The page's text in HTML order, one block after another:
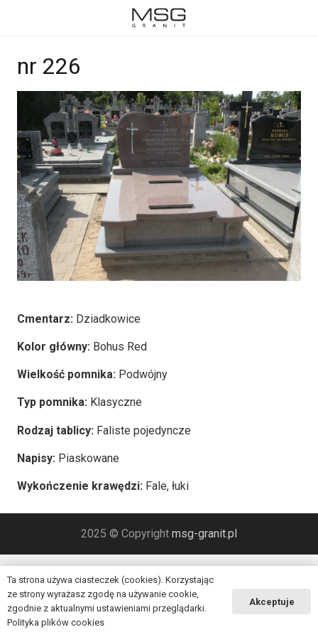
nr 226
Cmentarz: Dziadkowice
Kolor główny: Bohus Red
Wielkość pomnika: Podwójny
Typ pomnika: Klasyczne
Rodzaj tablicy: Faliste pojedyncze
Napisy: Piaskowane
Wykończenie krawędzi: Fale, łuki
2025 © Copyright msg-granit.pl
Ta strona używa ciasteczek (cookies). Korzystając
ze strony wyrażasz zgodę na używanie cookie,
zgodnie z aktualnymi ustawieniami przeglądarki.
Polityka plików cookies
Akceptuje